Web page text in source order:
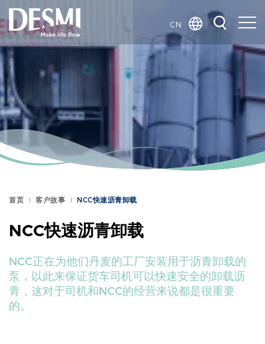
CN
Global
Dutch
French
German
Polish
Spanish
首页 客户故事 NCC快速沥青卸载
NCC快速沥青卸载
NCC正在为他们丹麦的工厂安装用于沥青卸载的
泵，以此来保证货车司机可以快速安全的卸载沥
青，这对于司机和NCC的经营来说都是很重要
的。